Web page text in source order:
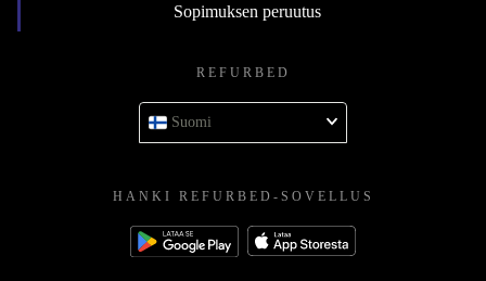
Sopimuksen peruutus
REFURBED
Suomi
HANKI REFURBED-SOVELLUS